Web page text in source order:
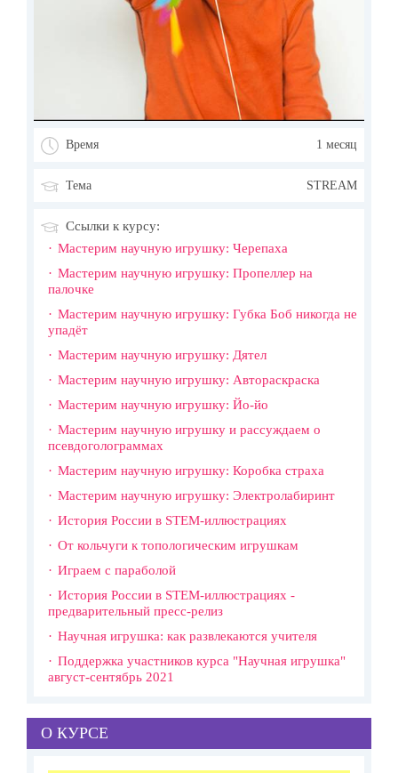
Время 1 месяц
Тема STREAM
Ссылки к курсу:
Мастерим научную игрушку: Черепаха
Мастерим научную игрушку: Пропеллер на
палочке
Мастерим научную игрушку: Губка Боб никогда не
упадёт
Мастерим научную игрушку: Дятел
Мастерим научную игрушку: Автораскраска
Мастерим научную игрушку: Йо-йо
Мастерим научную игрушку и рассуждаем о
псевдоголограммах
Мастерим научную игрушку: Коробка страха
Мастерим научную игрушку: Электролабиринт
История России в STEM-иллюстрациях
От кольчуги к топологическим игрушкам
Играем с параболой
История России в STEM-иллюстрациях -
предварительный пресс-релиз
Научная игрушка: как развлекаются учителя
Поддержка участников курса "Научная игрушка"
август-сентябрь 2021
О КУРСЕ